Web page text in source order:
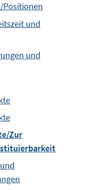
Positionen
und
und
Zur